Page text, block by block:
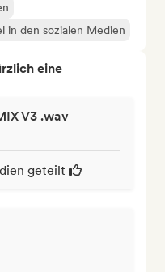
in den sozialen Medien
eine
V3 .wav
geteilt